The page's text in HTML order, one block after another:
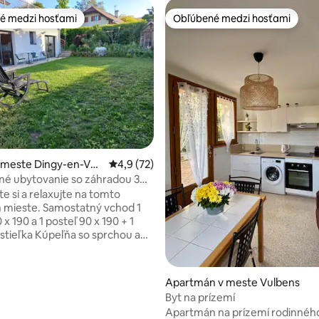
4,98 z 5, počet hodnotení: 92
medzi hosťami
medzi hosťami
Dingy-en-Vua
Priemerné ohodnotenie 4,9 z 5, počet
4,9 (72)
ubytovanie so záhradou 3
si a relaxujte na tomto
vchod 1
190 a 1 posteľ 90 x 190 + 1
Kúpeľňa so sprchou a
Obľúbené medzi hosťami
Obľúbené medzi hosťami
Apartmán v meste Vulbens
Byt na prízemí
Apartmán na prízemí